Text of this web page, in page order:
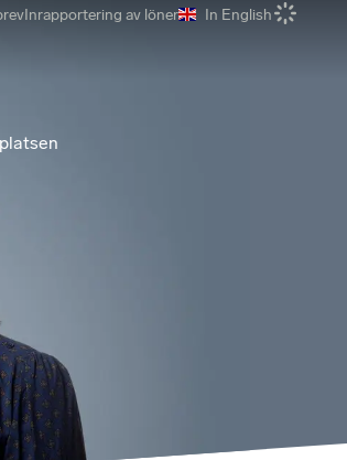
Inrapportering av löner In English